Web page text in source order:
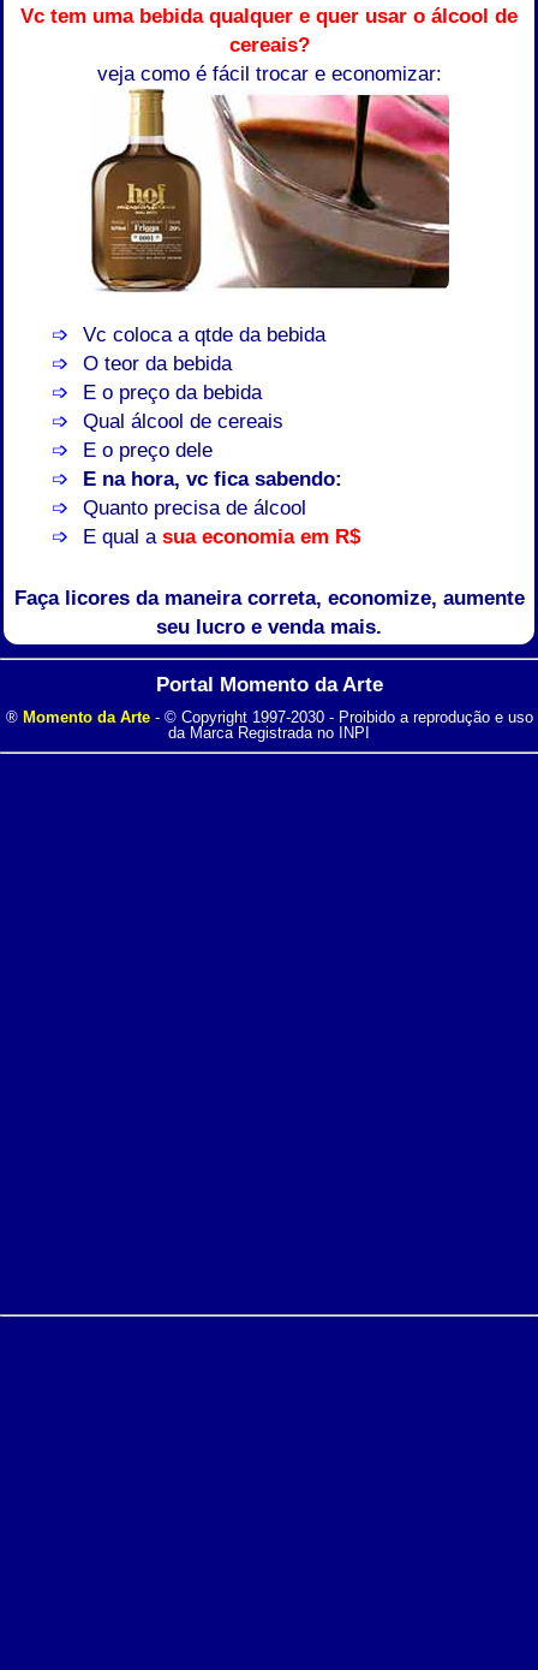
Vc tem uma bebida qualquer e quer usar o álcool de
cereais?
veja como é fácil trocar e economizar:
Vc coloca a qtde da bebida
O teor da bebida
E o preço da bebida
Qual álcool de cereais
E o preço dele
E na hora, vc fica sabendo:
Quanto precisa de álcool
E qual asua economia em R$
Faça licores da maneira correta, economize, aumente
seu lucro e venda mais.
Portal Momento da Arte
® Momento da Arte- © Copyright 1997-2030 - Proibido a reprodução e uso
da Marca Registrada no INPI